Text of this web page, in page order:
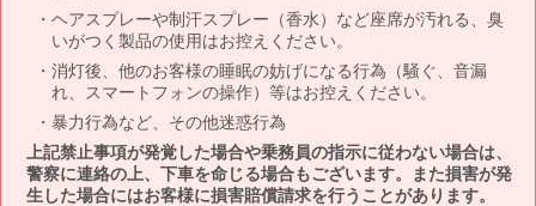
ヘアスプレーや制汗スプレー（香水）など座席が汚れる、臭
いがつく製品の使用はお控えください。
消灯後、他のお客様の睡眠の妨げになる行為（騒ぐ、音漏
れ、スマートフォンの操作）等はお控えください。
暴力行為など、その他迷惑行為
上記禁止事項が発覚した場合や乗務員の指示に従わない場合は、
警察に連絡の上、下車を命じる場合もございます。また損害が発
生した場合にはお客様に損害賠償請求を行うことがあります。